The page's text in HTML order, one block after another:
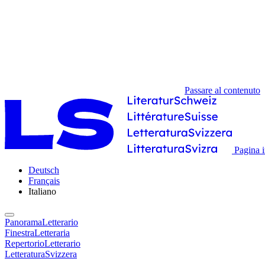
Passare al contenuto
Pagina
Deutsch
Français
Italiano
PanoramaLetterario
FinestraLetteraria
RepertorioLetterario
LetteraturaSvizzera